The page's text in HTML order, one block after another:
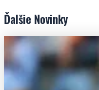
Ďalšie Novinky